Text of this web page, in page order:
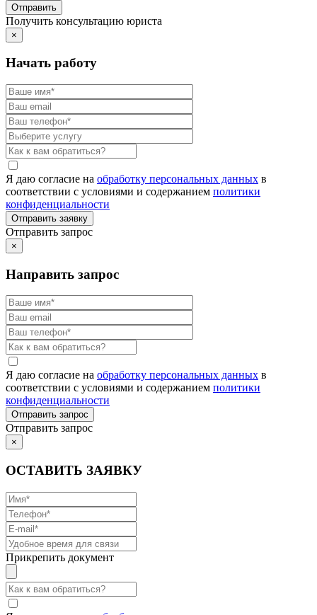
Получить консультацию юриста
×
Начать работу
Я даю согласие на обработку персональных данных в
соответствии с условиями и содержанием политики
конфиденциальности
Отправить запрос
×
Направить запрос
Я даю согласие на обработку персональных данных в
соответствии с условиями и содержанием политики
конфиденциальности
Отправить запрос
×
ОСТАВИТЬ ЗАЯВКУ
Прикрепить документ